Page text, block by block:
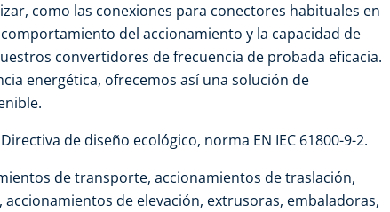
como las conexiones para conectores habituales en
del accionamiento y la capacidad de
convertidores de frecuencia de probada eficacia.
energética, ofrecemos así una solución de
de diseño ecológico, norma EN IEC 61800-9-2.
de transporte, accionamientos de traslación,
de elevación, extrusoras, embaladoras,